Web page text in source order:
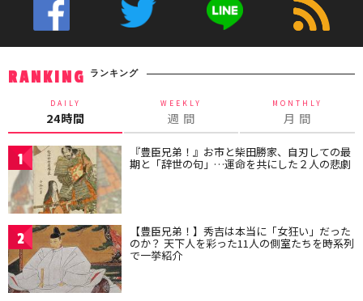
RANKING ランキング
DAILY
24時間
WEEKLY
週 間
MONTHLY
月 間
1 『豊臣兄弟！』お市と柴田勝家、自刃しての最
期と「辞世の句」…運命を共にした２人の悲劇
2 【豊臣兄弟！】秀吉は本当に「女狂い」だった
のか？ 天下人を彩った11人の側室たちを時系列
で一挙紹介